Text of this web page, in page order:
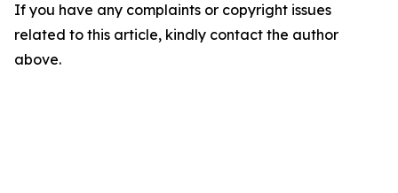
If you have any complaints or copyright issues
related to this article, kindly contact the author
above.